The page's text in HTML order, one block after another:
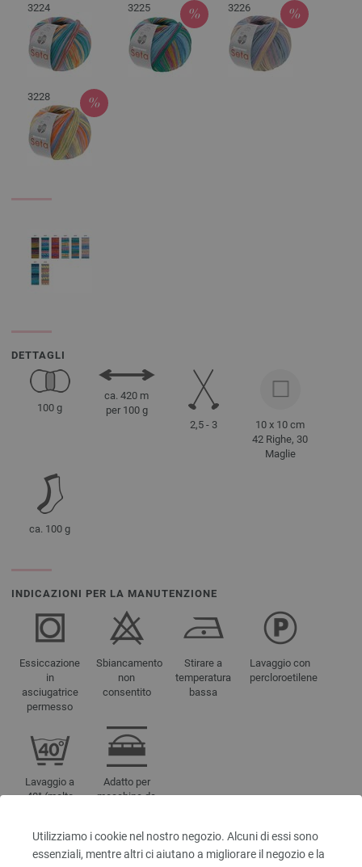
Utilizziamo i cookie nel nostro negozio. Alcuni di essi sono
essenziali, mentre altri ci aiutano a migliorare il negozio e la
3224 3225 3226
3228
DETTAGLI
100 g
ca. 420 m
per 100 g
2,5 - 3
10 x 10 cm
42 Righe, 30
Maglie
ca. 100 g
INDICAZIONI PER LA MANUTENZIONE
Essiccazione
in
asciugatrice
permesso
Sbiancamento
non
consentito
Stirare a
temperatura
bassa
Lavaggio con
percloroetilene
Lavaggio a
40° (molto
Adatto per
macchina da